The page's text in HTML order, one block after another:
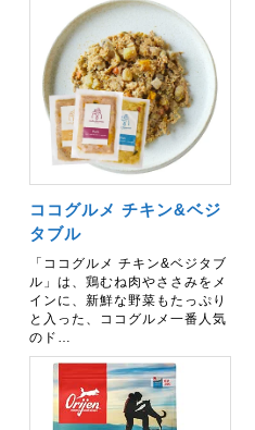
ココグルメ チキン&ベジ
タブル
「ココグルメ チキン&ベジタブ
ル」は、鶏むね肉やささみをメ
インに、新鮮な野菜もたっぷり
と入った、ココグルメ一番人気
のド…